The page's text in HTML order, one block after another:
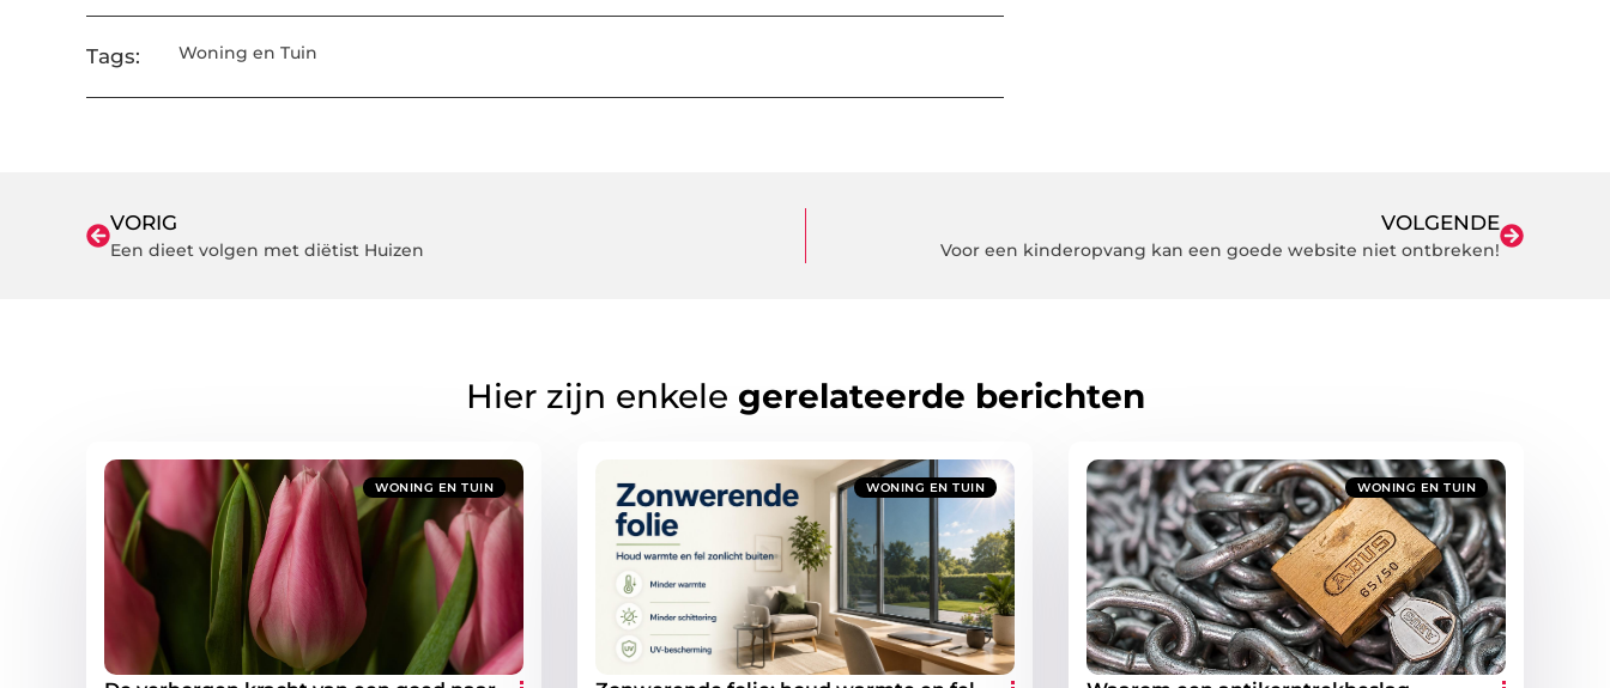
Tags: Woning en Tuin
VORIG
Een dieet volgen met diëtist Huizen
VOLGENDE
Voor een kinderopvang kan een goede website niet ontbreken!
Hier zijn enkele gerelateerde berichten
WONING EN TUIN WONING EN TUIN WONING EN TUIN